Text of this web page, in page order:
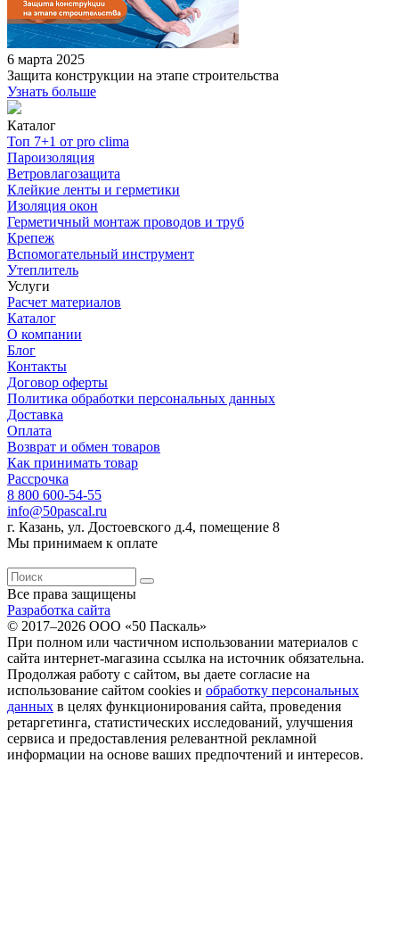
6 марта 2025
Защита конструкции на этапе строительства
Узнать больше
Каталог
Топ 7+1 от pro clima
Пароизоляция
Ветровлагозащита
Клейкие ленты и герметики
Изоляция окон
Герметичный монтаж проводов и труб
Крепеж
Вспомогательный инструмент
Утеплитель
Услуги
Расчет материалов
Каталог
О компании
Блог
Контакты
Договор оферты
Политика обработки персональных данных
Доставка
Оплата
Возврат и обмен товаров
Как принимать товар
Рассрочка
8 800 600-54-55
info@50pascal.ru
г. Казань, ул. Достоевского д.4, помещение 8
Мы принимаем к оплате
Все права защищены
Разработка сайта
© 2017–2026 ООО «50 Паскаль»
При полном или частичном использовании материалов с
сайта интернет-магазина ссылка на источник обязательна.
Продолжая работу с сайтом, вы даете согласие на
использование сайтом cookies и обработку персональных
данных в целях функционирования сайта, проведения
ретаргетинга, статистических исследований, улучшения
сервиса и предоставления релевантной рекламной
информации на основе ваших предпочтений и интересов.